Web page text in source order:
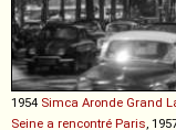
1954 Simca Aronde Grand
Seine a rencontré Paris ,